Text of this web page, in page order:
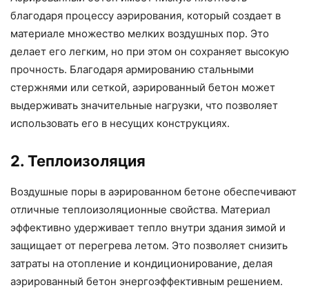
благодаря процессу аэрирования, который создает в
материале множество мелких воздушных пор. Это
делает его легким, но при этом он сохраняет высокую
прочность. Благодаря армированию стальными
стержнями или сеткой, аэрированный бетон может
выдерживать значительные нагрузки, что позволяет
использовать его в несущих конструкциях.
2. Теплоизоляция
Воздушные поры в аэрированном бетоне обеспечивают
отличные теплоизоляционные свойства. Материал
эффективно удерживает тепло внутри здания зимой и
защищает от перегрева летом. Это позволяет снизить
затраты на отопление и кондиционирование, делая
аэрированный бетон энергоэффективным решением.